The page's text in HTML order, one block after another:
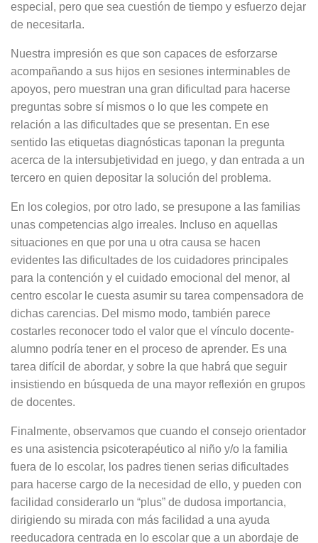
especial, pero que sea cuestión de tiempo y esfuerzo dejar
de necesitarla.
Nuestra impresión es que son capaces de esforzarse
acompañando a sus hijos en sesiones interminables de
apoyos, pero muestran una gran dificultad para hacerse
preguntas sobre sí mismos o lo que les compete en
relación a las dificultades que se presentan. En ese
sentido las etiquetas diagnósticas taponan la pregunta
acerca de la intersubjetividad en juego, y dan entrada a un
tercero en quien depositar la solución del problema.
En los colegios, por otro lado, se presupone a las familias
unas competencias algo irreales. Incluso en aquellas
situaciones en que por una u otra causa se hacen
evidentes las dificultades de los cuidadores principales
para la contención y el cuidado emocional del menor, al
centro escolar le cuesta asumir su tarea compensadora de
dichas carencias. Del mismo modo, también parece
costarles reconocer todo el valor que el vínculo docente-
alumno podría tener en el proceso de aprender. Es una
tarea difícil de abordar, y sobre la que habrá que seguir
insistiendo en búsqueda de una mayor reflexión en grupos
de docentes.
Finalmente, observamos que cuando el consejo orientador
es una asistencia psicoterapéutico al niño y/o la familia
fuera de lo escolar, los padres tienen serias dificultades
para hacerse cargo de la necesidad de ello, y pueden con
facilidad considerarlo un “plus” de dudosa importancia,
dirigiendo su mirada con más facilidad a una ayuda
reeducadora centrada en lo escolar que a un abordaje de